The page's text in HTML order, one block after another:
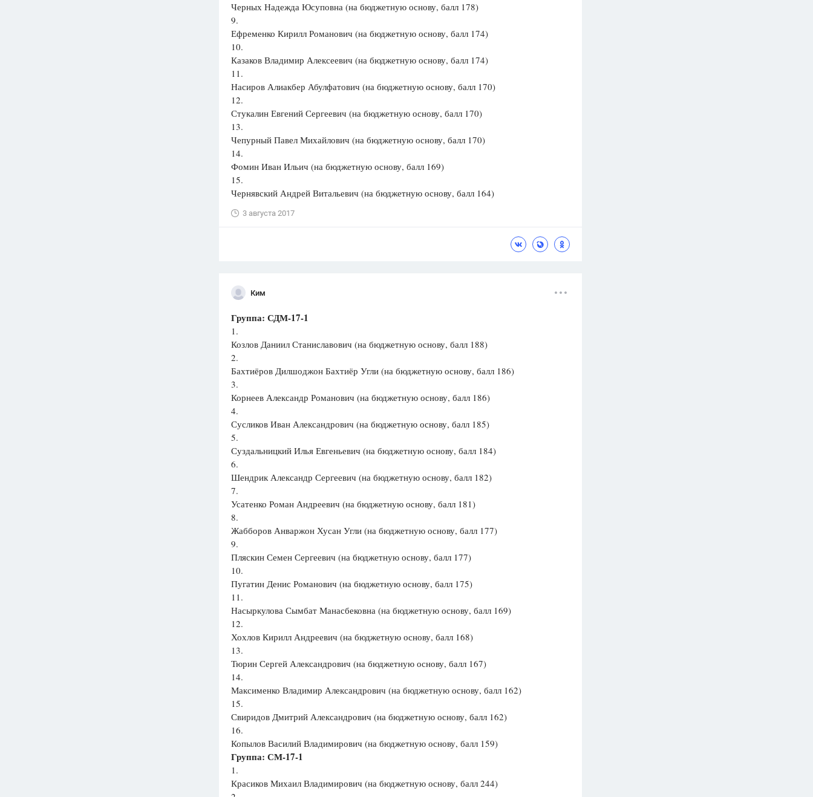
Черных Надежда Юсуповна (на бюджетную основу, балл 178)
9.
Ефременко Кирилл Романович (на бюджетную основу, балл 174)
10.
Казаков Владимир Алексеевич (на бюджетную основу, балл 174)
11.
Насиров Алиакбер Абулфатович (на бюджетную основу, балл 170)
12.
Стукалин Евгений Сергеевич (на бюджетную основу, балл 170)
13.
Чепурный Павел Михайлович (на бюджетную основу, балл 170)
14.
Фомин Иван Ильич (на бюджетную основу, балл 169)
15.
Чернявский Андрей Витальевич (на бюджетную основу, балл 164)
3 августа 2017
Ким
Группа: СДМ-17-1
1.
Козлов Даниил Станиславович (на бюджетную основу, балл 188)
2.
Бахтиёров Дилшоджон Бахтиёр Угли (на бюджетную основу, балл 186)
3.
Корнеев Александр Романович (на бюджетную основу, балл 186)
4.
Сусликов Иван Александрович (на бюджетную основу, балл 185)
5.
Суздальницкий Илья Евгеньевич (на бюджетную основу, балл 184)
6.
Шендрик Александр Сергеевич (на бюджетную основу, балл 182)
7.
Усатенко Роман Андреевич (на бюджетную основу, балл 181)
8.
Жабборов Анваржон Хусан Угли (на бюджетную основу, балл 177)
9.
Пляскин Семен Сергеевич (на бюджетную основу, балл 177)
10.
Пугатин Денис Романович (на бюджетную основу, балл 175)
11.
Насыркулова Сымбат Манасбековна (на бюджетную основу, балл 169)
12.
Хохлов Кирилл Андреевич (на бюджетную основу, балл 168)
13.
Тюрин Сергей Александрович (на бюджетную основу, балл 167)
14.
Максименко Владимир Александрович (на бюджетную основу, балл 162)
15.
Свиридов Дмитрий Александрович (на бюджетную основу, балл 162)
16.
Копылов Василий Владимирович (на бюджетную основу, балл 159)
Группа: СМ-17-1
1.
Красиков Михаил Владимирович (на бюджетную основу, балл 244)